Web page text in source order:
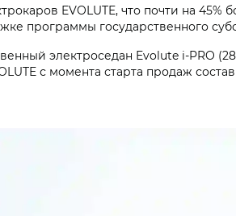
EVOLUTE, что почти на
программы государственного
электроседан Evolute i‑PRO
с момента старта продаж